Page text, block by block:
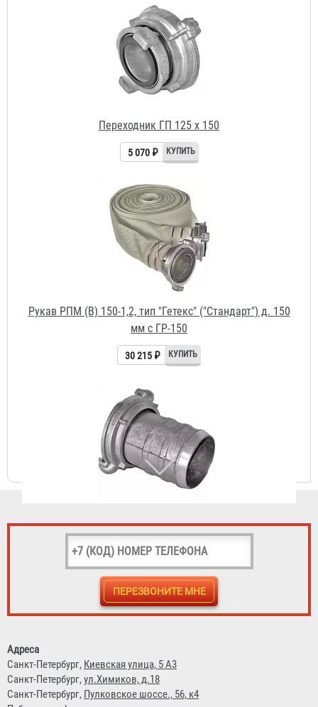
Переходник ГП 125 х 150
5 070 ₽
Рукав РПМ (В) 150-1,2, тип "Гетекс" ("Стандарт") д. 150
мм с ГР-150
30 215 ₽
Головка рукавная ГРВ-125
1 788 ₽
Переходник ГП 125 х 150
5 070 ₽
Адреса
Санкт-Петербург, Киевская улица, 5 А3
Санкт-Петербург,ул.Химиков, д.18
Санкт-Петербург, Пулковское шоссе., 56, к4